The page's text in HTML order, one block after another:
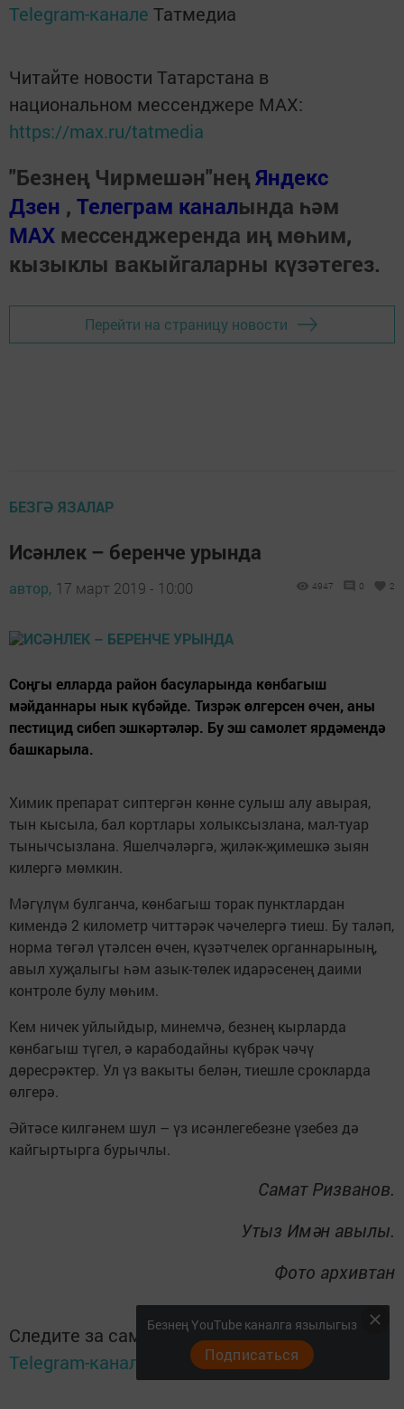
Telegram-канале Татмедиа
Читайте новости Татарстана в
национальном мессенджере MАХ:
https://max.ru/tatmedia
"Безнең Чирмешән"неңЯндекс
Дзен , Телеграм каналында һәм
МАХ мессенджеренда иң мөһим,
кызыклы вакыйгаларны күзәтегез.
Перейти на страницу новости
БЕЗГӘ ЯЗАЛАР
Исәнлек – беренче урында
автор, 17 март 2019 - 10:00 4947 0 2
Соңгы елларда район басуларында көнбагыш
мәйданнары нык күбәйде. Тизрәк өлгерсен өчен, аны
пестицид сибеп эшкәртәләр. Бу эш самолет ярдәмендә
башкарыла.
Химик препарат сиптергән көнне сулыш алу авырая,
тын кысыла, бал кортлары холыксызлана, мал-туар
тынычсызлана. Яшелчәләргә, җиләк-җимешкә зыян
килергә мөмкин.
Мәгүлүм булганча, көнбагыш торак пунктлардан
кимендә 2 километр читтәрәк чәчелергә тиеш. Бу таләп,
норма төгәл үтәлсен өчен, күзәтчелек органнарының,
авыл хуҗалыгы һәм азык-төлек идарәсенең даими
контроле булу мөһим.
Кем ничек уйлыйдыр, минемчә, безнең кырларда
көнбагыш түгел, ә карабодайны күбрәк чәчү
дөресрәктер. Ул үз вакыты белән, тиешле срокларда
өлгерә.
Әйтәсе килгәнем шул – үз исәнлегебезне үзебез дә
кайгыртырга бурычлы.
Самат Ризванов.
Утыз Имән авылы.
Фото архивтан
Следите за самым важным и интересным в
Telegram-канале
Татмедиа
Безнең YouTube каналга язылыгыз
Подписаться